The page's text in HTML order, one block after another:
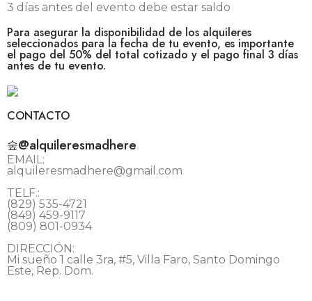
3 días antes del evento debe estar saldo
Para asegurar la disponibilidad de los alquileres
seleccionados para la fecha de tu evento, es importante
el pago del 50% del total cotizado y el pago final 3 días
antes de tu evento.
CONTACTO
@alquileresmadhere
EMAIL:
alquileresmadhere@gmail.com
TELF.:
(829) 535-4721
(849) 459-9117
(809) 801-0934
DIRECCIÓN:
Mi sueño 1 calle 3ra, #5, Villa Faro, Santo Domingo
Este, Rep. Dom.